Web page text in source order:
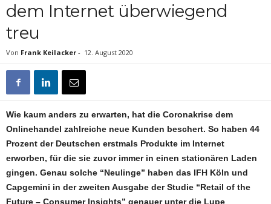
dem Internet überwiegend
treu
Von Frank Keilacker - 12. August 2020
Wie kaum anders zu erwarten, hat die Coronakrise dem
Onlinehandel zahlreiche neue Kunden beschert. So haben 44
Prozent der Deutschen erstmals Produkte im Internet
erworben, für die sie zuvor immer in einen stationären Laden
gingen. Genau solche “Neulinge” haben das IFH Köln und
Capgemini in der zweiten Ausgabe der Studie “Retail of the
Future – Consumer Insights” genauer unter die Lupe